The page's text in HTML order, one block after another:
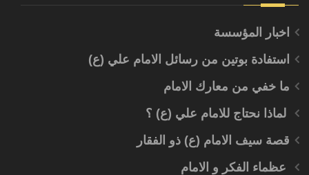
اخبار المؤسسة
استفادة بوتين من رسائل الامام علي (ع)
ما خفي من معارك الامام
لماذا نحتاج للامام علي (ع) ؟
قصة سيف الامام (ع) ذو الفقار
عظماء الفكر و الامام